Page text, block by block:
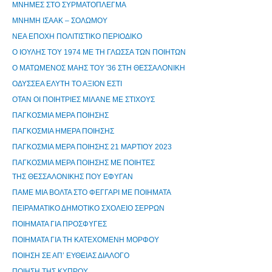
ΜΝΗΜΕΣ ΣΤΟ ΣΥΡΜΑΤΟΠΛΕΓΜΑ
ΜΝΗΜΗ ΙΣΑΑΚ – ΣΟΛΩΜΟΥ
ΝΕΑ ΕΠΟΧΗ ΠΟΛΙΤΙΣΤΙΚΟ ΠΕΡΙΟΔΙΚΟ
Ο ΙΟΥΛΗΣ ΤΟΥ 1974 ΜΕ ΤΗ ΓΛΩΣΣΑ ΤΩΝ ΠΟΙΗΤΩΝ
Ο ΜΑΤΩΜΕΝΟΣ ΜΑΗΣ ΤΟΥ '36 ΣΤΗ ΘΕΣΣΑΛΟΝΙΚΗ
ΟΔΥΣΣΕΑ ΕΛΥΤΗ ΤΟ ΑΞΙΟΝ ΕΣΤΙ
ΟΤΑΝ ΟΙ ΠΟΙΗΤΡΙΕΣ ΜΙΛΑΝΕ ΜΕ ΣΤΙΧΟΥΣ
ΠΑΓΚΟΣΜΙΑ ΜΕΡΑ ΠΟΙΗΣΗΣ
ΠΑΓΚΟΣΜΙΑ ΗΜΕΡΑ ΠΟΙΗΣΗΣ
ΠΑΓΚΟΣΜΙΑ ΜΕΡΑ ΠΟΙΗΣΗΣ 21 ΜΑΡΤΙΟΥ 2023
ΠΑΓΚΟΣΜΙΑ ΜΕΡΑ ΠΟΙΗΣΗΣ ΜΕ ΠΟΙΗΤΕΣ
ΤΗΣ ΘΕΣΣΑΛΟΝΙΚΗΣ ΠΟΥ ΕΦΥΓΑΝ
ΠΑΜΕ ΜΙΑ ΒΟΛΤΑ ΣΤΟ ΦΕΓΓΑΡΙ ΜΕ ΠΟΙΗΜΑΤΑ
ΠΕΙΡΑΜΑΤΙΚΟ ΔΗΜΟΤΙΚΟ ΣΧΟΛΕΙΟ ΣΕΡΡΩΝ
ΠΟΙΗΜΑΤΑ ΓΙΑ ΠΡΟΣΦΥΓΕΣ
ΠΟΙΗΜΑΤΑ ΓΙΑ ΤΗ ΚΑΤΕΧΟΜΕΝΗ ΜΟΡΦΟΥ
ΠΟΙΗΣΗ ΣΕ ΑΠ’ ΕΥΘΕΙΑΣ ΔΙΑΛΟΓΟ